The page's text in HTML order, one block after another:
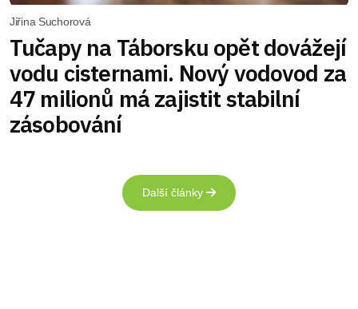
Jiřina Suchorová
Tučapy na Táborsku opět dovážejí
vodu cisternami. Nový vodovod za
47 milionů má zajistit stabilní
zásobování
Další články